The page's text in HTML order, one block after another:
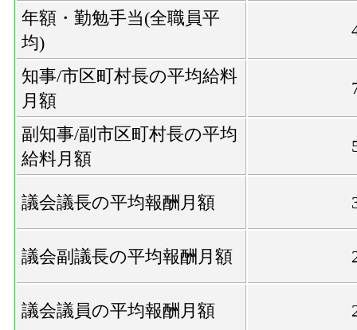
年額・勤勉手当(全職員平
均)
知事/市区町村長の平均給料
月額
副知事/副市区町村長の平均
給料月額
議会議長の平均報酬月額
議会副議長の平均報酬月額
議会議員の平均報酬月額